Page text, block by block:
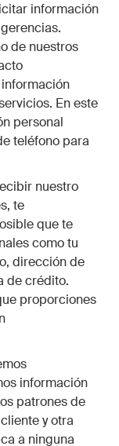
información
de nuestros
En este
personal
teléfono para
nuestro
te
que te
como tu
dirección de
de crédito.
proporciones
información
patrones de
y otra
a ninguna